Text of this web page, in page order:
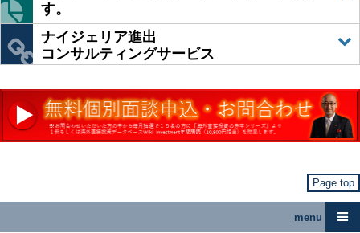
す。
ナイジェリア進出
コンサルティングサービス
menu
Page top